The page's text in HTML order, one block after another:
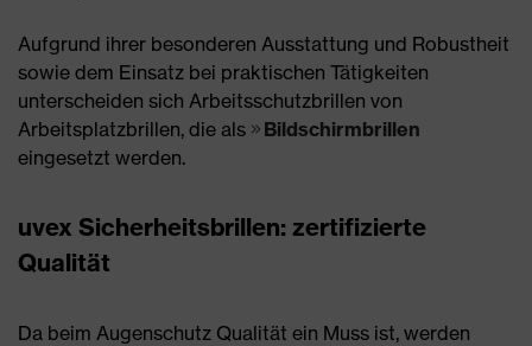
Aufgrund ihrer besonderen Ausstattung und Robustheit
sowie dem Einsatz bei praktischen Tätigkeiten
unterscheiden sich Arbeitsschutzbrillen von
Arbeitsplatzbrillen, die als
Bildschirmbrillen
eingesetzt werden.
uvex Sicherheitsbrillen: zertifizierte
Qualität
Da beim Augenschutz Qualität ein Muss ist, werden